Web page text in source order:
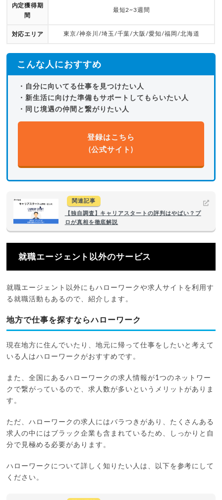
内定獲得期
間
最短2~3週間
対応エリア 東京/神奈川/埼玉/千葉/大阪/愛知/福岡/北海道
こんな人におすすめ
・自分に向いてる仕事を見つけたい人
・新生活に向けた準備もサポートしてもらいたい人
・同じ境遇の仲間と繋がりたい人
登録はこちら
(公式サイト)
関連記事
【独自調査】キャリアスタートの評判はやばい？プ
ロが真相を徹底解説
就職エージェント以外のサービス
就職エージェント以外にもハローワークや求人サイトを利用す
る就職活動もあるので、紹介します。
地方で仕事を探すならハローワーク
現在地方に住んでいたり、地元に帰って仕事をしたいと考えて
いる人はハローワークがおすすめです。
また、全国にあるハローワークの求人情報が1つのネットワー
クで繋がっているので、求人数が多いというメリットがありま
す。
ただ、ハローワークの求人にはバラつきがあり、たくさんある
求人の中にはブラック企業も含まれているため、しっかりと自
分で見極める必要があります。
ハローワークについて詳しく知りたい人は、以下を参考にして
ください。